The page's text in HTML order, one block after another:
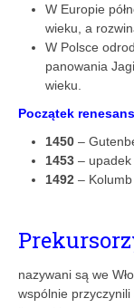
W Europie
wieku, a
W Polsce
panowania
wieku.
Początek
1450 –
1453 –
1492 – Kolumb
nazywani są we
wspólnie przyczynili